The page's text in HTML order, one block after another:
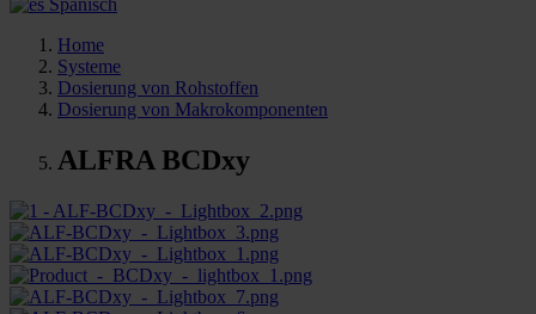
Spanisch
Home
Systeme
Dosierung von Rohstoffen
Dosierung von Makrokomponenten
ALFRA BCDxy